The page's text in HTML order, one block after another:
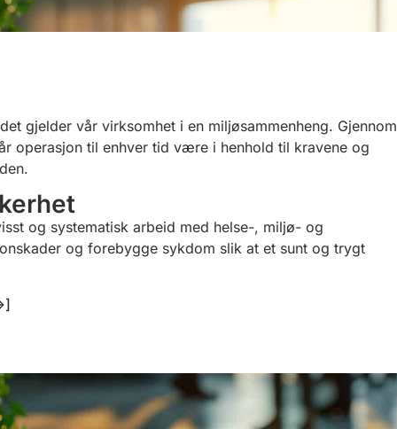
gjelder vår virksomhet i en miljøsammenheng. Gjennom
operasjon til enhver tid være i henhold til kravene og
og systematisk arbeid med helse-, miljø- og
og forebygge sykdom slik at et sunt og trygt